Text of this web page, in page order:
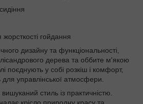
гойдання
дизайну та функціональності,
дерева та оббите м'якою
поєднують у собі розкіш і комфорт,
управлінської атмосфери.
стиль із практичністю.
крісло природну красу та